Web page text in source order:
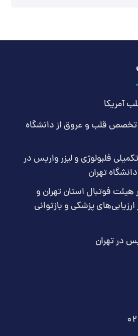
آمریکا
تخصص قلب و عروق از دانشگاه
تکمیلی فلبولوژی و لیزر واریس در
تهران
فوتبال استان تهران و
پزشکی و بازتوانی
در تهران